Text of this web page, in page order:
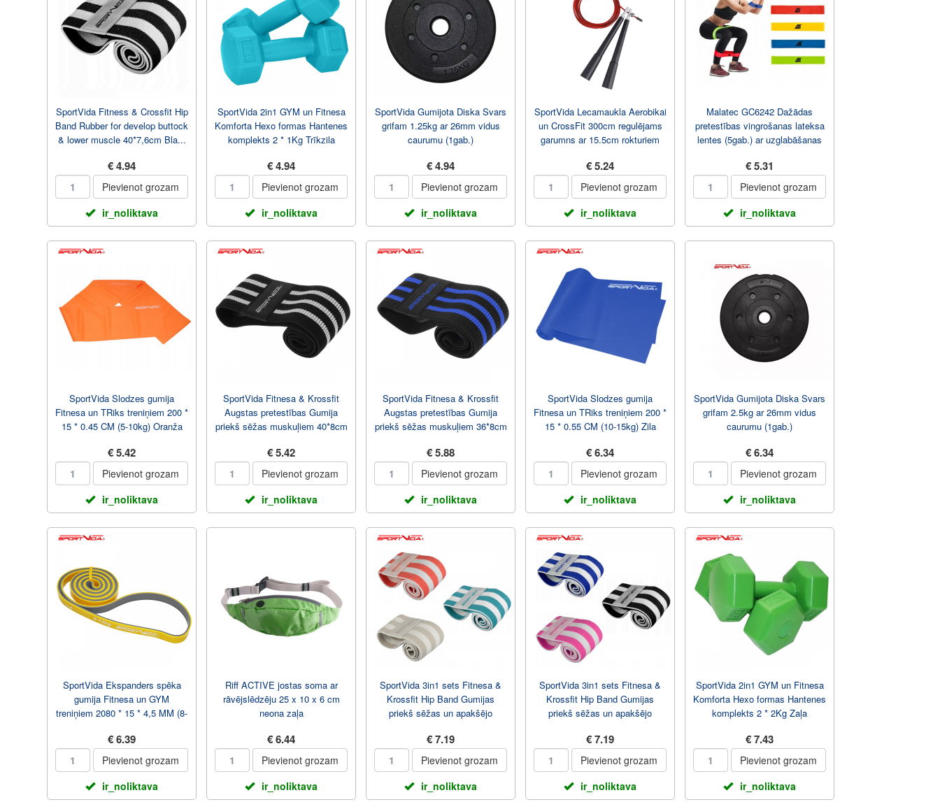
SportVida Fitness & Crossfit Hip
Band Rubber for develop buttock
& lower muscle 40*7,6cm Bla...
€ 4.94
Pievienot grozam
ir_noliktava
SportVida 2in1 GYM un Fitnesa
Komforta Hexo formas Hantenes
komplekts 2 * 1Kg Trīkzila
€ 4.94
Pievienot grozam
ir_noliktava
SportVida Gumijota Diska Svars
grifam 1.25kg ar 26mm vidus
caurumu (1gab.)
€ 4.94
Pievienot grozam
ir_noliktava
SportVida Lecamaukla Aerobikai
un CrossFit 300cm regulējams
garumns ar 15.5cm rokturiem
€ 5.24
Pievienot grozam
ir_noliktava
Malatec GC6242 Dažādas
pretestības vingrošanas lateksa
lentes (5gab.) ar uzglabāšanas
€ 5.31
Pievienot grozam
ir_noliktava
SportVida Slodzes gumija
Fitnesa un TRiks treniņiem 200 *
15 * 0.45 CM (5-10kg) Oranža
€ 5.42
Pievienot grozam
ir_noliktava
SportVida Fitnesa & Krossfit
Augstas pretestības Gumija
priekš sēžas muskuļiem 40*8cm
€ 5.42
Pievienot grozam
ir_noliktava
SportVida Fitnesa & Krossfit
Augstas pretestības Gumija
priekš sēžas muskuļiem 36*8cm
€ 5.88
Pievienot grozam
ir_noliktava
SportVida Slodzes gumija
Fitnesa un TRiks treniņiem 200 *
15 * 0.55 CM (10-15kg) Zila
€ 6.34
Pievienot grozam
ir_noliktava
SportVida Gumijota Diska Svars
grifam 2.5kg ar 26mm vidus
caurumu (1gab.)
€ 6.34
Pievienot grozam
ir_noliktava
SportVida Ekspanders spēka
gumija Fitnesa un GYM
treniņiem 2080 * 15 * 4,5 MM (8-
€ 6.39
Pievienot grozam
ir_noliktava
Riff ACTIVE jostas soma ar
rāvējslēdzēju 25 x 10 x 6 cm
neona zaļa
€ 6.44
Pievienot grozam
ir_noliktava
SportVida 3in1 sets Fitnesa &
Krossfit Hip Band Gumijas
priekš sēžas un apakšējo
€ 7.19
Pievienot grozam
ir_noliktava
SportVida 3in1 sets Fitnesa &
Krossfit Hip Band Gumijas
priekš sēžas un apakšējo
€ 7.19
Pievienot grozam
ir_noliktava
SportVida 2in1 GYM un Fitnesa
Komforta Hexo formas Hantenes
komplekts 2 * 2Kg Zaļa
€ 7.43
Pievienot grozam
ir_noliktava